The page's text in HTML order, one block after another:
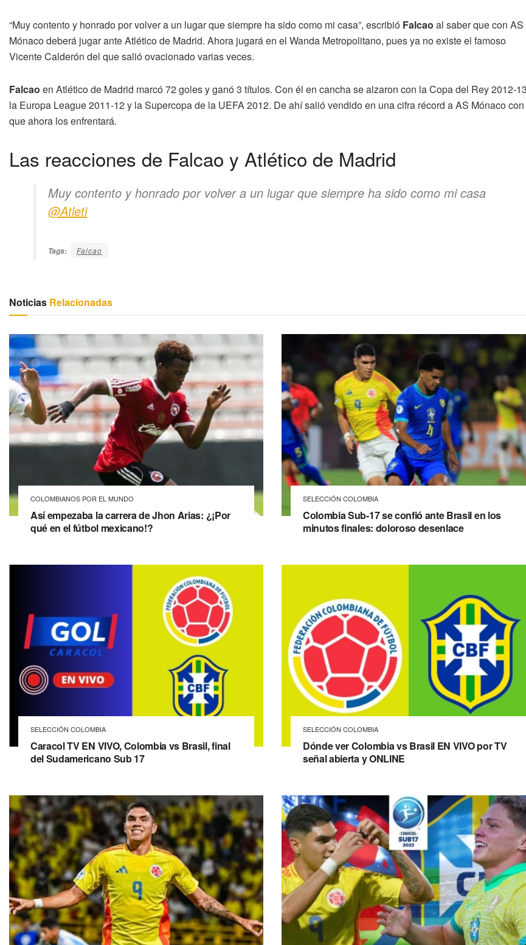
“Muy contento y honrado por volver a un lugar que siempre ha sido como mi casa”, escribió Falcao al saber que con AS
Mónaco deberá jugar ante Atlético de Madrid. Ahora jugará en el Wanda Metropolitano, pues ya no existe el famoso
Vicente Calderón del que salió ovacionado varias veces.
Falcao en Atlético de Madrid marcó 72 goles y ganó 3 títulos. Con él en cancha se alzaron con la Copa del Rey 2012-
la Europa League 2011-12 y la Supercopa de la UEFA 2012. De ahí salió vendido en una cifra récord a AS Mónaco
que ahora los enfrentará.
Las reacciones de Falcao y Atlético de Madrid
Muy contento y honrado por volver a un lugar que siempre ha sido como mi casa
@Atleti
Tags: Falcao
Noticias Relacionadas
COLOMBIANOS POR EL MUNDO
Así empezaba la carrera de Jhon Arias: ¿¡Por
qué en el fútbol mexicano!?
SELECCIÓN COLOMBIA
Colombia Sub-17 se confió ante Brasil en los
minutos finales: doloroso desenlace
SELECCIÓN COLOMBIA
Caracol TV EN VIVO, Colombia vs Brasil, final
del Sudamericano Sub 17
SELECCIÓN COLOMBIA
Dónde ver Colombia vs Brasil EN VIVO por TV
señal abierta y ONLINE